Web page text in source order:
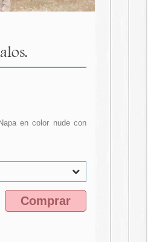
en color nude con
Comprar